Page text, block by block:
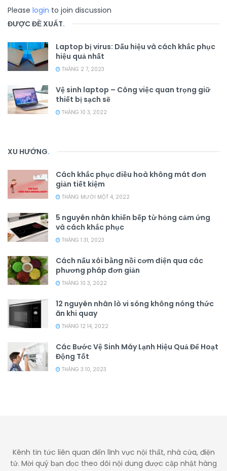
Please login to join discussion
ĐƯỢC ĐỀ XUẤT.
Laptop bị virus: Dấu hiệu và cách khắc phục
hiệu quả nhất
THÁNG 2 7, 2023
Vệ sinh laptop – Công việc quan trọng giữ
thiết bị sạch sẽ
THÁNG 10 3, 2022
XU HƯỚNG.
Cách khắc phục điều hoà không mát đơn
giản tiết kiệm
THÁNG MƯỜI MỘT 4, 2022
5 nguyên nhân khiến bếp từ hỏng cảm ứng
và cách khắc phục
THÁNG 1 31, 2023
Cách nấu xôi bằng nồi cơm điện qua các
phương pháp đơn giản
THÁNG 10 3, 2022
12 nguyên nhân lò vi sóng không nóng thức
ăn khi quay
THÁNG 12 14, 2022
Các Bước Vệ Sinh Máy Lạnh Hiệu Quả Để Hoạt
Động Tốt
THÁNG 3 10, 2023
Kênh tin tức liên quan đến lĩnh vực nội thất, nhà cửa, điện
tử. Mời quý bạn đọc theo dõi nội dung được cập nhật hàng